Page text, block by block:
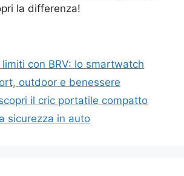
la differenza!
con BRV: lo smartwatch
outdoor e benessere
il cric portatile compatto
sicurezza in auto